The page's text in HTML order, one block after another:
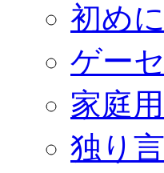
初めに
ゲー
家庭
独り言